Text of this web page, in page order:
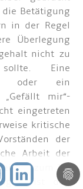
Betätigung
in der Regel
Überlegung
nicht zu
Eine
oder ein
mir“-
eingetreten
kritische
der
Arbeit der
bis zum 30.
ist den